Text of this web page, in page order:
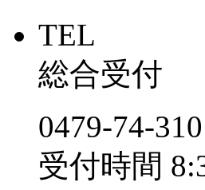
TEL
総合受付
0479-74-
受付時間